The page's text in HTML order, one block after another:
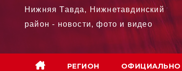
Нижняя Тавда, Нижнетавдинский
район - новости, фото и видео
РЕГИОН ОФИЦИАЛЬНО